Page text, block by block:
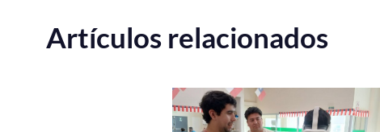
Artículos relacionados